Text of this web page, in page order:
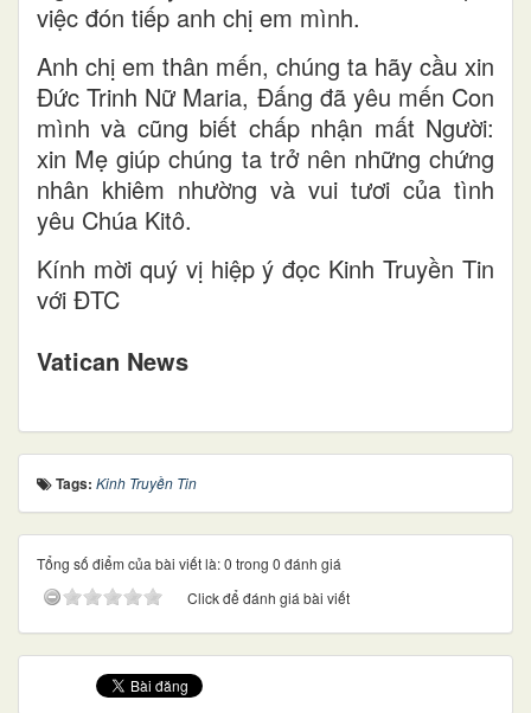
việc đón tiếp anh chị em mình.
Anh chị em thân mến, chúng ta hãy cầu xin
Đức Trinh Nữ Maria, Đấng đã yêu mến Con
mình và cũng biết chấp nhận mất Người:
xin Mẹ giúp chúng ta trở nên những chứng
nhân khiêm nhường và vui tươi của tình
yêu Chúa Kitô.
Kính mời quý vị hiệp ý đọc Kinh Truyền Tin
với ĐTC
Vatican News
Tags: Kinh Truyền Tin
Tổng số điểm của bài viết là: 0 trong 0 đánh giá
Click để đánh giá bài viết